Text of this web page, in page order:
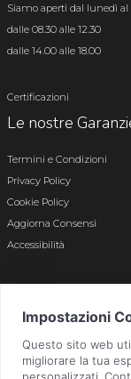
Siamo aperti dal lunedì al
dalle 08.30 alle 12.30
dalle 14.00 alle 18.00
Certificazioni
Le nostre
Termini e Condizioni
Privacy Policy
Cookie Policy
Aggiorna Consensi
Accessibilità
Bergamo n.